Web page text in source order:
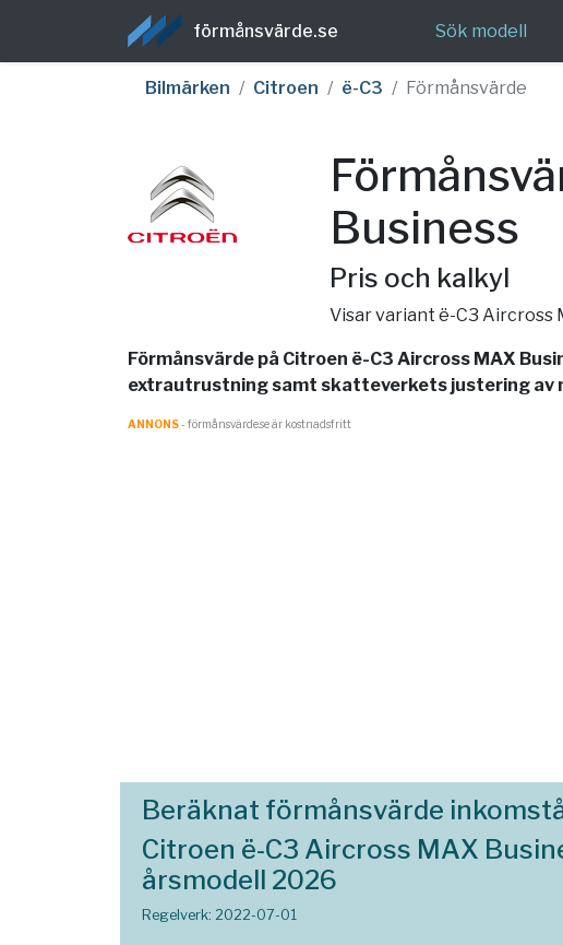
förmånsvärde.se Sök modell
Bilmärken Citroen ë-C3 Förmånsvärde
Business
Pris och kalkyl
Visar variant ë-C3 Aircross
Förmånsvärde på Citroen ë-C3 Aircross MAX
extrautrustning samt skatteverkets justering av
ANNONS- förmånsvärde.se är kostnadsfritt
Beräknat förmånsvärde
Citroen ë-C3 Aircross MAX
årsmodell 2026
Regelverk: 2022-07-01